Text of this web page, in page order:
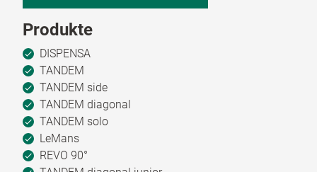
Produkte
DISPENSA
TANDEM
TANDEM side
TANDEM diagonal
TANDEM solo
LeMans
REVO 90°